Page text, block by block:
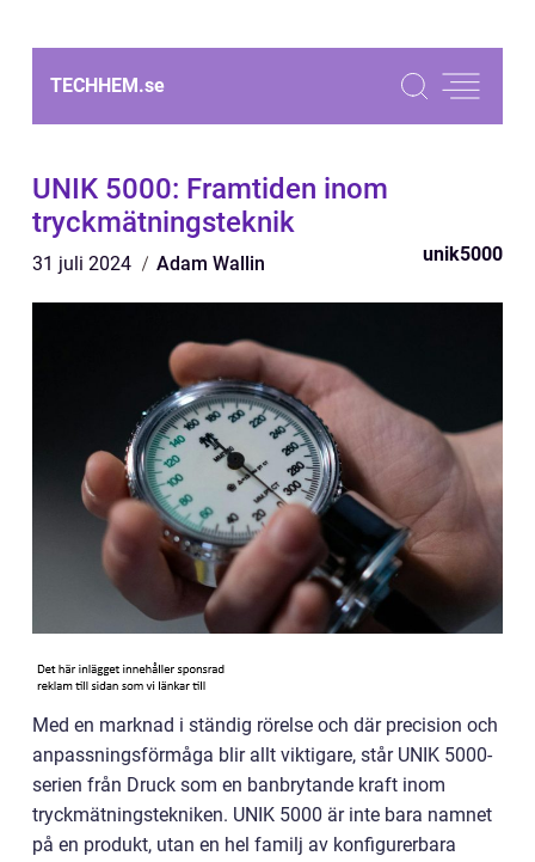
TECHHEM.se
UNIK 5000: Framtiden inom
tryckmätningsteknik
31 juli 2024 Adam Wallin unik5000
Med en marknad i ständig rörelse och där precision och
anpassningsförmåga blir allt viktigare, står UNIK 5000-
serien från Druck som en banbrytande kraft inom
tryckmätningstekniken. UNIK 5000 är inte bara namnet
på en produkt, utan en hel familj av konfigurerbara